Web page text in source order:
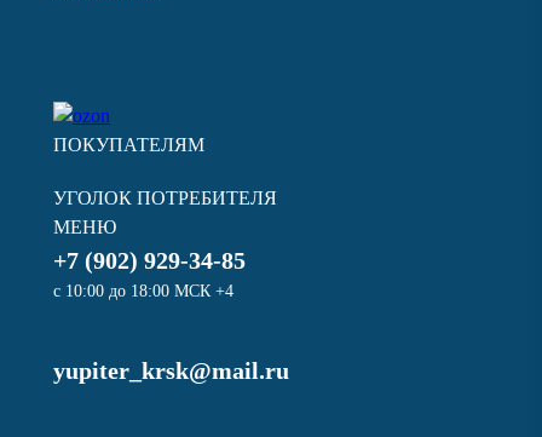
ПОКУПАТЕЛЯМ
УГОЛОК ПОТРЕБИТЕЛЯ
МЕНЮ
+7 (902) 929-34-85
с 10:00 до 18:00 МСК +4
yupiter_krsk@mail.ru